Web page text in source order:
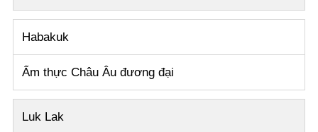
Habakuk
Ẩm thực Châu Âu đương đại
Luk Lak